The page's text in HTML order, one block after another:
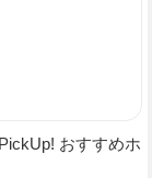
おすすめホ